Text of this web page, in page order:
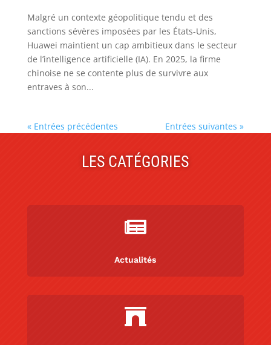
Malgré un contexte géopolitique tendu et des
sanctions sévères imposées par les États-Unis,
Huawei maintient un cap ambitieux dans le secteur
de l’intelligence artificielle (IA). En 2025, la firme
chinoise ne se contente plus de survivre aux
entraves à son...
« Entrées précédentes Entrées suivantes »
LES CATÉGORIES

Actualités
